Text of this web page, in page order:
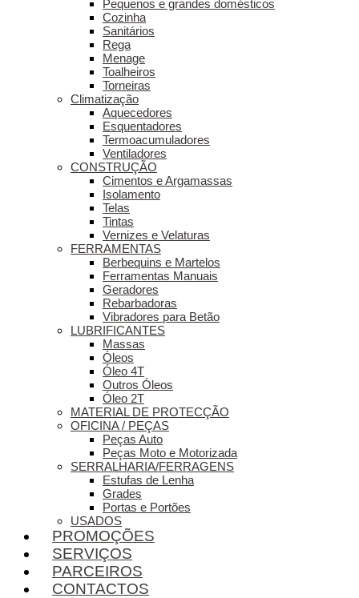
Pequenos e grandes domésticos
Cozinha
Sanitários
Rega
Menage
Toalheiros
Torneiras
Climatização
Aquecedores
Esquentadores
Termoacumuladores
Ventiladores
CONSTRUÇÃO
Cimentos e Argamassas
Isolamento
Telas
Tintas
Vernizes e Velaturas
FERRAMENTAS
Berbequins e Martelos
Ferramentas Manuais
Geradores
Rebarbadoras
Vibradores para Betão
LUBRIFICANTES
Massas
Óleos
Óleo 4T
Outros Óleos
Óleo 2T
MATERIAL DE PROTECÇÃO
OFICINA / PEÇAS
Peças Auto
Peças Moto e Motorizada
SERRALHARIA/FERRAGENS
Estufas de Lenha
Grades
Portas e Portões
USADOS
PROMOÇÕES
SERVIÇOS
PARCEIROS
CONTACTOS